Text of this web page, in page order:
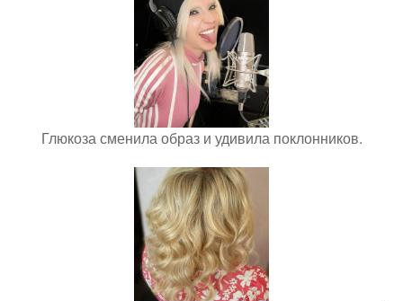
Глюкоза сменила образ и удивила поклонников.